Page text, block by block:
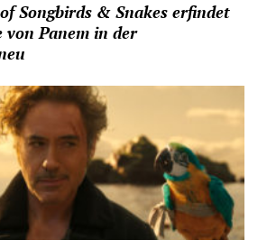
Songbirds & Snakes erfindet
Panem in der